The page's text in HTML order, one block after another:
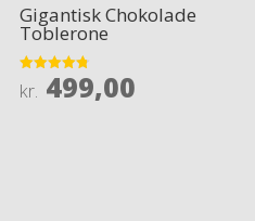
Gigantisk Chokolade
Toblerone
Rated
4.8
kr. 499,00